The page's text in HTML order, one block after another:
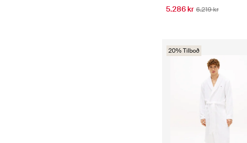
5.286 kr 6.219 kr
20% Tilboð